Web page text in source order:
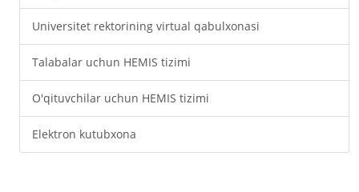
Universitet rektorining virtual qabulxonasi
Talabalar uchun HEMIS tizimi
O'qituvchilar uchun HEMIS tizimi
Elektron kutubxona